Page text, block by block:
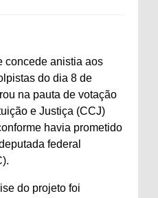
concede anistia aos
do dia 8 de
na pauta de votação
e Justiça (CCJ)
havia prometido
federal
do projeto foi